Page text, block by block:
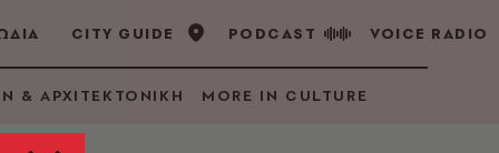
CITY GUIDE PODCAST VOICE RADIO
& ΑΡΧΙΤΕΚΤΟΝΙΚΗ MORE IN CULTURE